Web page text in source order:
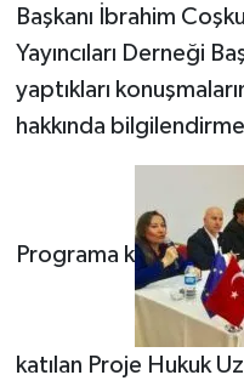
Başkanı İbrahim
Yayıncıları Derneği
yaptıkları
hakkında
Programa k
katılan Proje Hukuk